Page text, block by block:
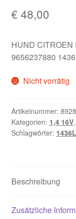
€ 48,00
HUND CITROEN
9656237880
Nicht vorrätig
Artikelnummer:
Kategorien: 1,4 16V,
Schlagwörter:
Beschreibung
Zusätzliche